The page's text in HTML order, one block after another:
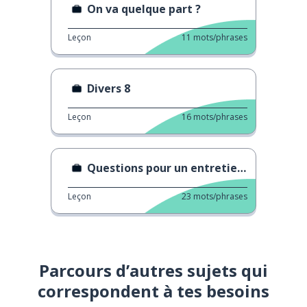
On va quelque part ?
Leçon 11 mots/phrases
Divers 8
Leçon 16 mots/phrases
Questions pour un entretien d'embauche
Leçon 23 mots/phrases
Parcours d’autres sujets qui
correspondent à tes besoins